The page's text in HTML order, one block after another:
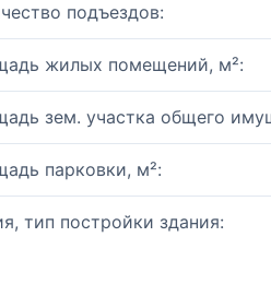
подъездов:
жилых помещений, м²:
зем. участка общего
парковки, м²:
тип постройки здания: